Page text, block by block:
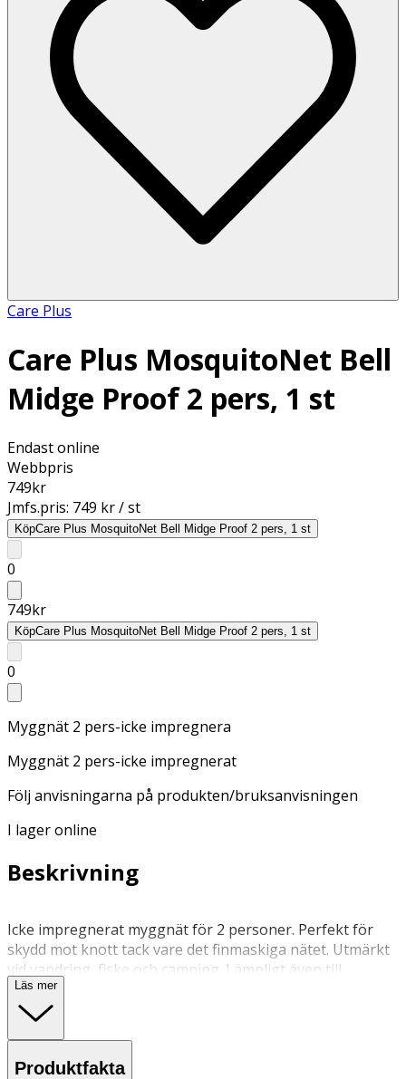
Care Plus
Care Plus MosquitoNet Bell
Midge Proof 2 pers, 1 st
Endast online
Webbpris
749kr
Jmfs.pris: 749 kr / st
KöpCare Plus MosquitoNet Bell Midge Proof 2 pers, 1 st
0
749kr
KöpCare Plus MosquitoNet Bell Midge Proof 2 pers, 1 st
0
Myggnät 2 pers-icke impregnera
Myggnät 2 pers-icke impregnerat
Följ anvisningarna på produkten/bruksanvisningen
I lager online
Beskrivning
Icke impregnerat myggnät för 2 personer. Perfekt för
skydd mot knott tack vare det finmaskiga nätet. Utmärkt
vid vandring, fiske och camping. Lämpligt även till
spädbarn och barn.
gör det enkelt att hänga upp.
Läs mer
Produktfakta